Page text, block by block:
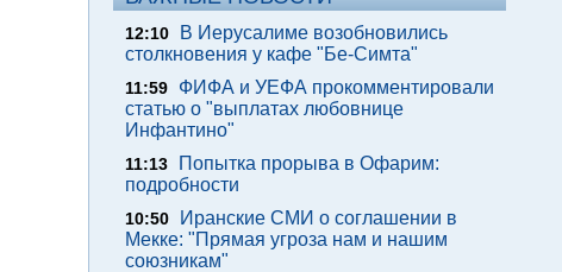
12:10
В Иерусалиме возобновились
столкновения у кафе "Бе-Симта"
11:59
ФИФА и УЕФА прокомментировали
статью о "выплатах любовнице
Инфантино"
11:13
Попытка прорыва в Офарим:
подробности
10:50
Иранские СМИ о соглашении в
Мекке: "Прямая угроза нам и нашим
союзникам"